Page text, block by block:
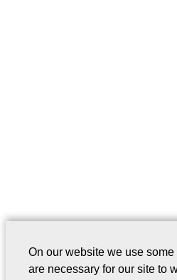
On our website we use
are necessary for our site to